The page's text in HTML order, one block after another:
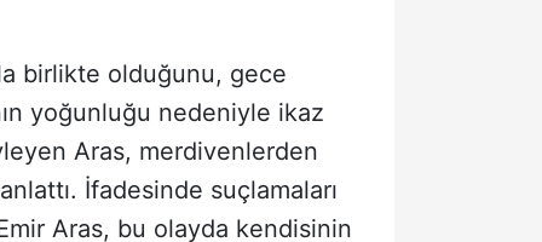
birlikte olduğunu, gece
yoğunluğu nedeniyle ikaz
Aras, merdivenlerden
anlattı. İfadesinde suçlamaları
Aras, bu olayda kendisinin